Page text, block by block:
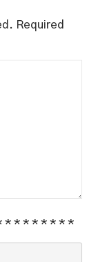
Required
* * * * * * * *